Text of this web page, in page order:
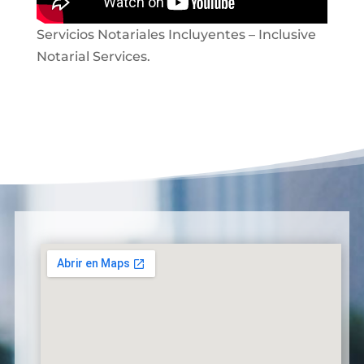
Servicios Notariales Incluyentes – Inclusive
Notarial Services.